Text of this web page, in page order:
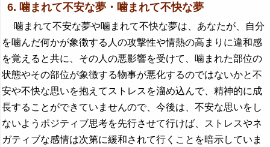
6. 噛まれて不安な夢・噛まれて不快な夢
噛まれて不安な夢や噛まれて不快な夢は、あなたが、自分
を噛んだ何かが象徴する人の攻撃性や情熱の高まりに違和感
を覚えると共に、その人の悪影響を受けて、噛まれた部位の
状態やその部位が象徴する物事が悪化するのではないかと不
安や不快な思いを抱えてストレスを溜め込んで、精神的に成
長することができていませんので、今後は、不安な思いをし
ないようポジティブ思考を先行させて行けば、ストレスやネ
ガティブな感情は次第に緩和されて行くことを暗示していま